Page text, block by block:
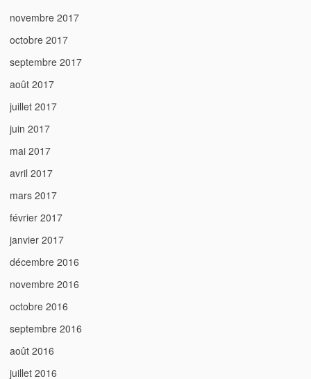
novembre 2017
octobre 2017
septembre 2017
août 2017
juillet 2017
juin 2017
mai 2017
avril 2017
mars 2017
février 2017
janvier 2017
décembre 2016
novembre 2016
octobre 2016
septembre 2016
août 2016
juillet 2016